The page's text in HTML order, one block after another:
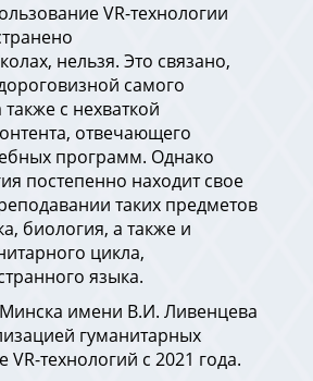
VR-технологии
нельзя. Это связано,
самого
с нехваткой
отвечающего
программ. Однако
постепенно находит свое
таких предметов
биология, а также и
цикла,
языка.
имени В.И. Ливенцева
гуманитарных
VR-технологий с 2021 года.